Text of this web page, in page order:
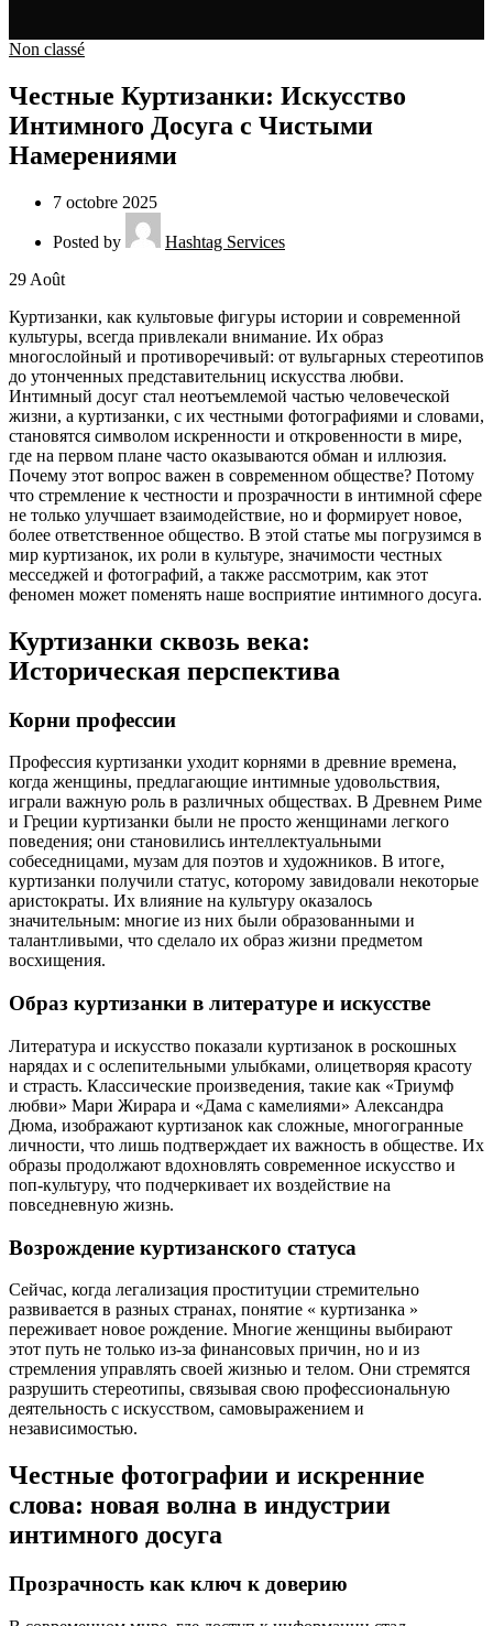
Non classé
Честные Куртизанки: Искусство
Интимного Досуга с Чистыми
Намерениями
7 octobre 2025
Posted by
Hashtag Services
29 Août
Куртизанки, как культовые фигуры истории и современной
культуры, всегда привлекали внимание. Их образ
многослойный и противоречивый: от вульгарных стереотипов
до утонченных представительниц искусства любви.
Интимный досуг стал неотъемлемой частью человеческой
жизни, а куртизанки, с их честными фотографиями и словами,
становятся символом искренности и откровенности в мире,
где на первом плане часто оказываются обман и иллюзия.
Почему этот вопрос важен в современном обществе? Потому
что стремление к честности и прозрачности в интимной сфере
не только улучшает взаимодействие, но и формирует новое,
более ответственное общество. В этой статье мы погрузимся в
мир куртизанок, их роли в культуре, значимости честных
месседжей и фотографий, а также рассмотрим, как этот
феномен может поменять наше восприятие интимного досуга.
Куртизанки сквозь века:
Историческая перспектива
Корни профессии
Профессия куртизанки уходит корнями в древние времена,
когда женщины, предлагающие интимные удовольствия,
играли важную роль в различных обществах. В Древнем Риме
и Греции куртизанки были не просто женщинами легкого
поведения; они становились интеллектуальными
собеседницами, музам для поэтов и художников. В итоге,
куртизанки получили статус, которому завидовали некоторые
аристократы. Их влияние на культуру оказалось
значительным: многие из них были образованными и
талантливыми, что сделало их образ жизни предметом
восхищения.
Образ куртизанки в литературе и искусстве
Литература и искусство показали куртизанок в роскошных
нарядах и с ослепительными улыбками, олицетворяя красоту
и страсть. Классические произведения, такие как «Триумф
любви» Мари Жирара и «Дама с камелиями» Александра
Дюма, изображают куртизанок как сложные, многогранные
личности, что лишь подтверждает их важность в обществе. Их
образы продолжают вдохновлять современное искусство и
поп-культуру, что подчеркивает их воздействие на
повседневную жизнь.
Возрождение куртизанского статуса
Сейчас, когда легализация проституции стремительно
развивается в разных странах, понятие « куртизанка »
переживает новое рождение. Многие женщины выбирают
этот путь не только из-за финансовых причин, но и из
стремления управлять своей жизнью и телом. Они стремятся
разрушить стереотипы, связывая свою профессиональную
деятельность с искусством, самовыражением и
независимостью.
Честные фотографии и искренние
слова: новая волна в индустрии
интимного досуга
Прозрачность как ключ к доверию